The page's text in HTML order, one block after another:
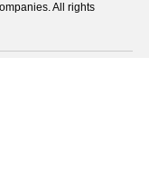
All rights